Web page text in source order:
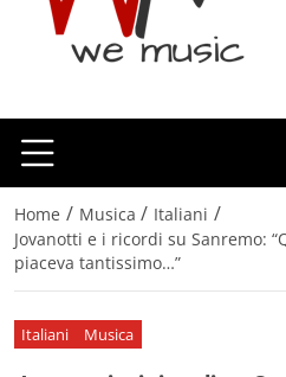
Home / Musica / Italiani /
Jovanotti e i ricordi su Sanremo:
piaceva tantissimo…”
Italiani Musica